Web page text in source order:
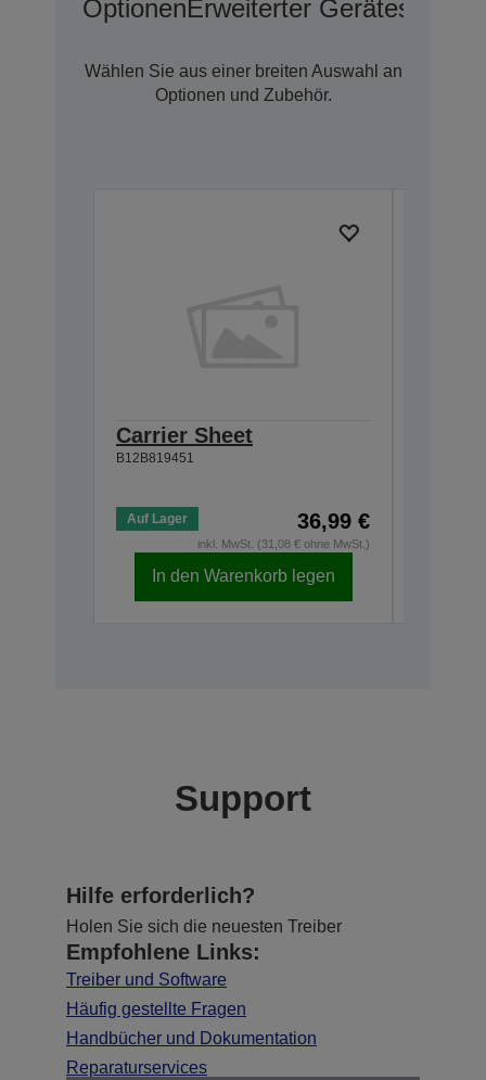
OptionenErweiterter Geräteschutz
Wählen Sie aus einer breiten Auswahl an
Optionen und Zubehör.
Carrier Sheet
B12B819451
Auf Lager 36,99 €
inkl. MwSt. (31,08 € ohne MwSt.)
In den Warenkorb legen
Support
Hilfe erforderlich?
Holen Sie sich die neuesten Treiber
Empfohlene Links:
Treiber und Software
Häufig gestellte Fragen
Handbücher und Dokumentation
Reparaturservices